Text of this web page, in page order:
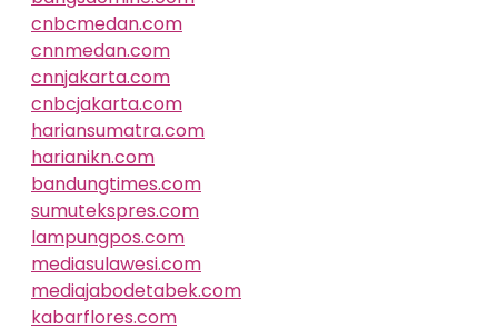
cnbcmedan.com
cnnmedan.com
cnnjakarta.com
cnbcjakarta.com
hariansumatra.com
harianikn.com
bandungtimes.com
sumutekspres.com
lampungpos.com
mediasulawesi.com
mediajabodetabek.com
kabarflores.com